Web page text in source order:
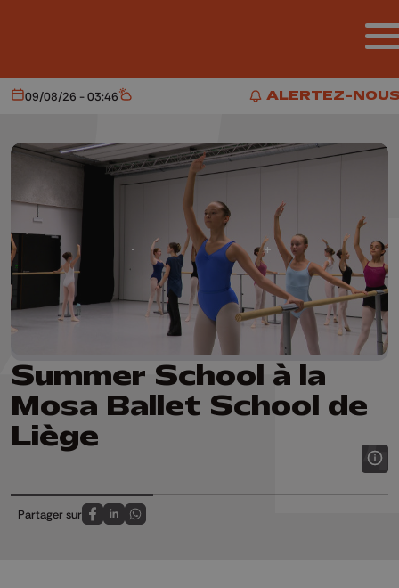
ALERTEZ-NOUS
ALERTEZ-
Aujourd'hui
09/08/26 - 03:46 Météo
Summer School à la
Mosa Ballet School de
Liège
Partager sur
Partagez sur FaceBook
Partagez sur LinkedIn
Partagez sur Whatsapp